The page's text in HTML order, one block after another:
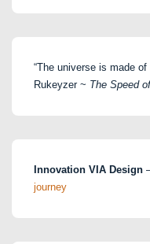
“The universe is made
Rukeyzer ~ The Speed
Innovation VIA Design
journey